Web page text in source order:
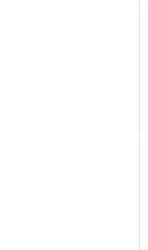
の最初が自動入力さ
結構です。